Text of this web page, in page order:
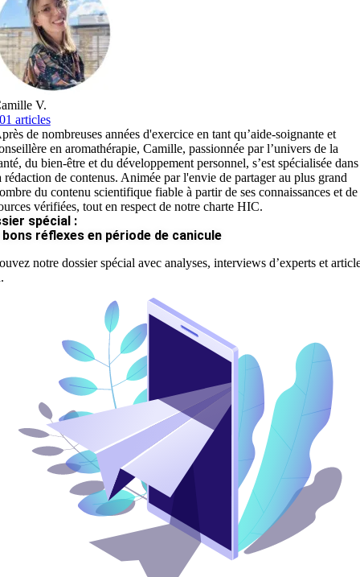
V.
articles
de nombreuses années d'exercice en tant qu’aide-soignante et
en aromathérapie, Camille, passionnée par l’univers de la
du bien-être et du développement personnel, s’est spécialisée dans
rédaction de contenus. Animée par l'envie de partager au plus grand
du contenu scientifique fiable à partir de ses connaissances et de
vérifiées, tout en respect de notre charte HIC.
spécial :
bons réflexes en période de canicule
notre dossier spécial avec analyses, interviews d’experts et